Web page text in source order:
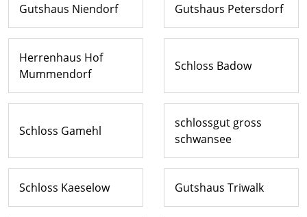
Gutshaus Niendorf Gutshaus Petersdorf
Herrenhaus Hof
Mummendorf
Schloss Badow
Schloss Gamehl
schlossgut gross
schwansee
Schloss Kaeselow Gutshaus Triwalk